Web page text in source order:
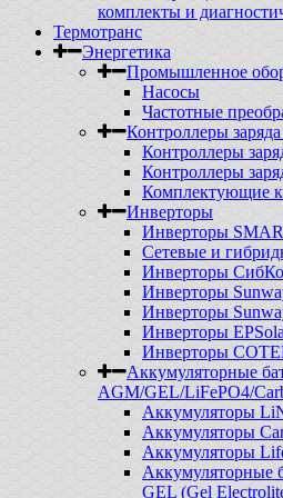
комплекты и
Термотранс
Энергетика
Промышленное
Насосы
Частотные
Контроллеры
Контроллеры
Контроллеры
Комплектующие к
Инверторы
Инверторы
Сетевые и
Инверторы
Инверторы
Инверторы
Инверторы
Инверторы
Аккумуляторные
AGM/GEL/LiFePO4/
Аккумуляторы
Аккумуляторы
Аккумуляторы
Аккумуляторные
GEL (Gel